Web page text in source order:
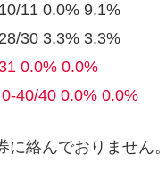
11 0.0% 9.1%
30 3.3% 3.3%
0.0% 0.0%
40/40 0.0% 0.0%
絡んでおりません。